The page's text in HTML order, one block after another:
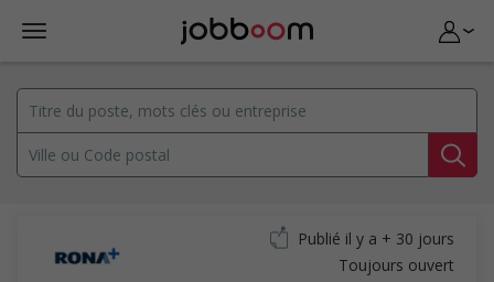
Publié il y a + 30 jours
Toujours ouvert